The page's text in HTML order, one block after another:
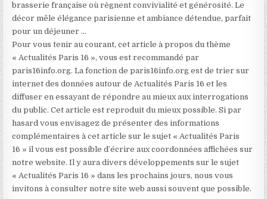
brasserie française où règnent convivialité et générosité. Le
décor mêle élégance parisienne et ambiance détendue, parfait
pour un déjeuner …
Pour vous tenir au courant, cet article à propos du thème
« Actualités Paris 16 », vous est recommandé par
paris16info.org. La fonction de paris16info.org est de trier sur
internet des données autour de Actualités Paris 16 et les
diffuser en essayant de répondre au mieux aux interrogations
du public. Cet article est reproduit du mieux possible. Si par
hasard vous envisagez de présenter des informations
complémentaires à cet article sur le sujet « Actualités Paris
16 » il vous est possible d’écrire aux coordonnées affichées sur
notre website. Il y aura divers développements sur le sujet
« Actualités Paris 16 » dans les prochains jours, nous vous
invitons à consulter notre site web aussi souvent que possible.